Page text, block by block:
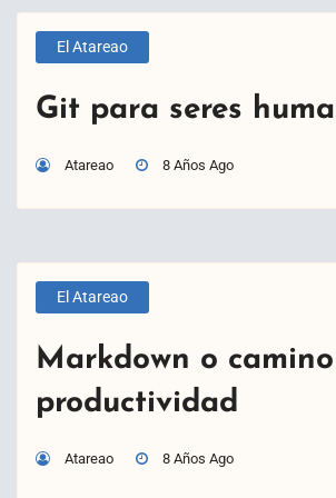
El Atareao
Git para seres
Atareao 8 Años Ago
El Atareao
Markdown o
productividad
Atareao 8 Años Ago